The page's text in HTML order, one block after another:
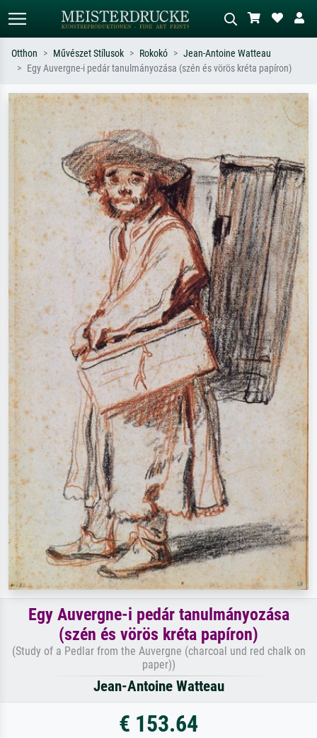
Keressen művész, műcím vagy stílus
szerint – pl. Monet, Csillagos éj,
impresszionizmus, Hokusai-hullám,
akt.
Írja le a jelenetet – pl. zöld rét, sok
piros absztrakt, sötét olajkép, álló akt
egy fa mellett.
Otthon Művészet Stílusok Rokokó
Jean-Antoine Watteau
Egy Auvergne-i pedár tanulmányozása (szén és vörös kréta papíron)
Egy Auvergne-i pedár tanulmányozása
(szén és vörös kréta papíron)
(Study of a Pedlar from the Auvergne (charcoal und red chalk on
paper))
Jean-Antoine Watteau
€ 153.64